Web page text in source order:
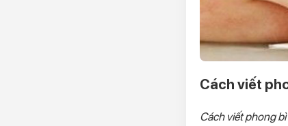
Cách viết
Cách viết phong